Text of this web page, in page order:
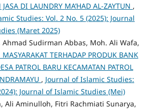
JASA DI LAUNDRY MA’HAD AL-ZAYTUN ,
Studies: Vol. 2 No. 5 (2025): Journal
(Maret 2025)
Sudirman Abbas, Moh. Ali Wafa,
TERHADAP PRODUK BANK
PATROL BARU KECAMATAN PATROL
, Journal of Islamic Studies:
Journal of Islamic Studies (Mei)
Ali Aminulloh, Fitri Rachmiati Sunarya,